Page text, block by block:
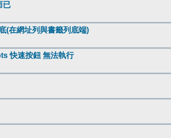
已
(在網址列與書籤列底端)
快速按鈕 無法執行